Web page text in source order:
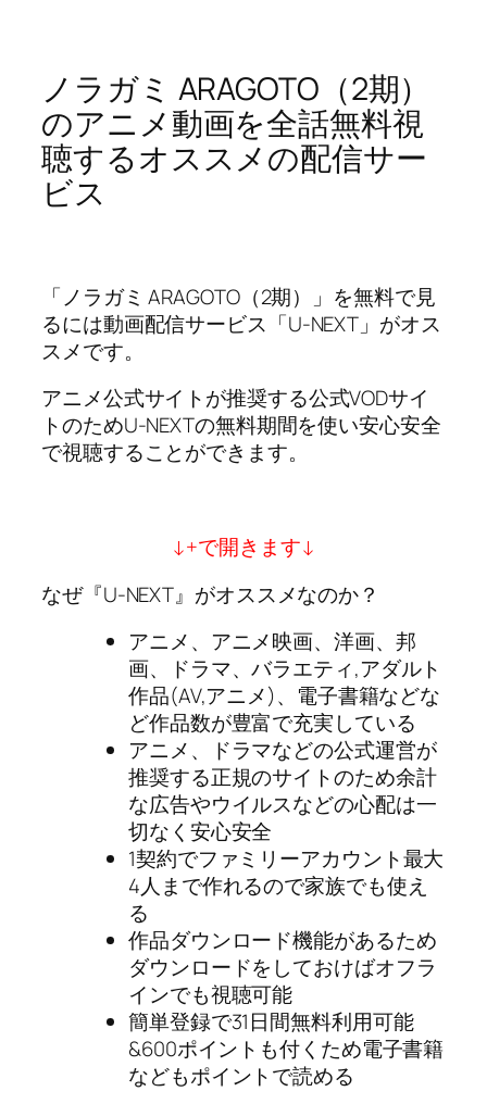
ノラガミ ARAGOTO（2期）
のアニメ動画を全話無料視
聴するオススメの配信サー
ビス
「ノラガミ ARAGOTO（2期）」を無料で見
るには動画配信サービス「U-NEXT」がオス
スメです。
アニメ公式サイトが推奨する公式VODサイ
トのためU-NEXTの無料期間を使い安心安全
で視聴することができます。
↓+で開きます↓
なぜ『U-NEXT』がオススメなのか？
アニメ、アニメ映画、洋画、邦
画、ドラマ、バラエティ,アダルト
作品(AV,アニメ)、電子書籍などな
ど作品数が豊富で充実している
アニメ、ドラマなどの公式運営が
推奨する正規のサイトのため余計
な広告やウイルスなどの心配は一
切なく安心安全
1契約でファミリーアカウント最大
4人まで作れるので家族でも使え
る
作品ダウンロード機能があるため
ダウンロードをしておけばオフラ
インでも視聴可能
簡単登録で31日間無料利用可能
&600ポイントも付くため電子書籍
などもポイントで読める